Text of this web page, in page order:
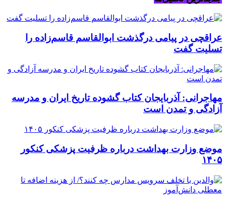
عراقچی در پیامی درگذشت ابوالقاسم قاسم‌زاده را
تسلیت گفت
مهاجرانی: آذربایجان کتاب گشوده تاریخ ایران و مدرسه
آزادگی و تمدن است
موضع وزارت بهداشت درباره ظرفیت پزشکی کنکور
۱۴۰۵